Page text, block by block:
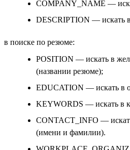
COMPANY_NAME —
DESCRIPTION — искать
в поиске по резюме:
POSITION — искать в
(названии резюме);
EDUCATION — искать в
KEYWORDS — искать в
CONTACT_INFO —
(имени и фамилии).